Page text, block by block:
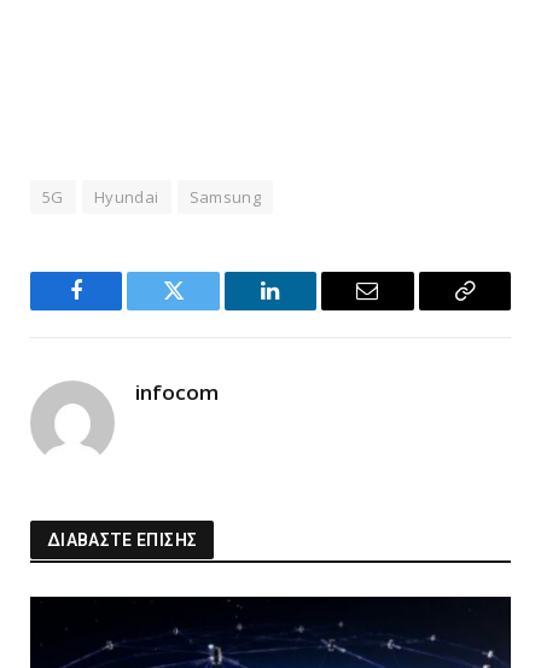
5G Hyundai Samsung
Facebook Twitter LinkedIn Email
Copy
infocom
ΔΙΑΒΑΣΤΕ ΕΠΙΣΗΣ